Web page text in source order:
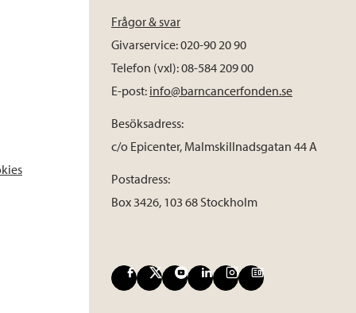
Frågor & svar
Givarservice: 020-90 20 90
Telefon (vxl): 08-584 209 00
E-post: info@barncancerfonden.se
Besöksadress:
c/o Epicenter, Malmskillnadsgatan 44 A
Postadress:
Box 3426, 103 68 Stockholm
F
X
Y
L
I
B